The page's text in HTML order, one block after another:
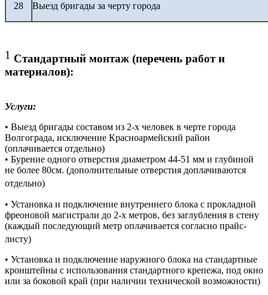
28 Выезд бригады за черту города
1 Стандартный монтаж (перечень работ и
материалов):
Услуги:
• Выезд бригады составом из 2-х человек в черте города
Волгограда, исключение Красноармейский район
(оплачивается отдельно)
• Бурение одного отверстия диаметром 44-51 мм и глубиной
не более 80см. (дополнительные отверстия доплачиваются
отдельно)
• Установка и подключение внутреннего блока с прокладной
фреоновой магистрали до 2-х метров, без заглубления в стену
(каждый последующий метр оплачивается согласно прайс-
листу)
• Установка и подключение наружного блока на стандартные
кронштейны с использования стандартного крепежа, под окно
или за боковой край (при наличии технической возможности)